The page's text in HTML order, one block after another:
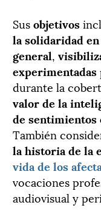
Susobjetivos
la solidaridad
general,
durante la
valor de la
de sentimientos
También
la historia de la
vida de los
vocaciones
audiovisual y